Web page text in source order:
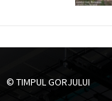
© TIMPUL GORJULUI